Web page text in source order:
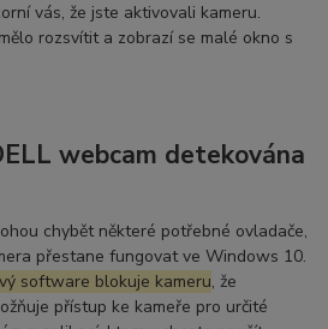
vás, že jste aktivovali kameru.
rozsvítit a zobrazí se malé okno s
webcam detekována
chybět některé potřebné ovladače,
přestane fungovat ve Windows 10.
software blokuje kameru, že
přístup ke kameře pro určité